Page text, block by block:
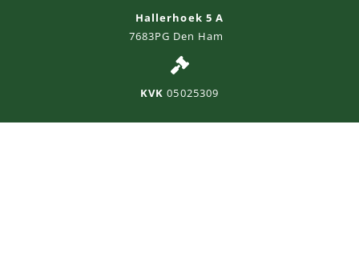
Hallerhoek 5 A
7683PG Den Ham

KVK05025309